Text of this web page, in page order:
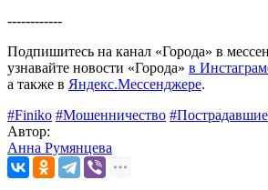
------------
Подпишитесь на канал «Города» в
узнавайте новости «Города» в
а также в Яндекс.Мессенджере.
#Finiko #Мошенничество #Пострадавшие
Автор:
Анна Румянцева